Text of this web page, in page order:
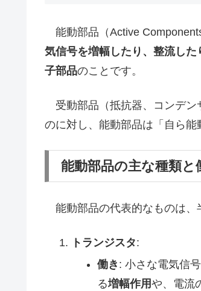
能動部品（Active
気信号を増幅したり、整流し
子部品のことです。
受動部品（抵抗器、コンデン
のに対し、能動部品は「自ら能
能動部品の主な種類と
能動部品の代表的なものは、
トランジスタ:
働き : 小さな電気信
る増幅作用や、電流